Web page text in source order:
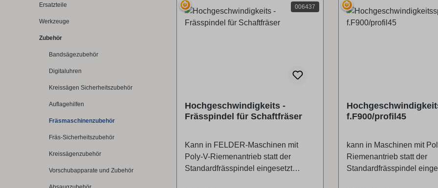
Ersatzteile
Werkzeuge
Zubehör
Bandsägezubehör
Digitaluhren
Kreissägen Sicherheitszubehör
Auflagehilfen
Fräsmaschinenzubehör
Fräs-Sicherheitszubehör
Kreissägenzubehör
Vorschubapparate und Zubehör
006437
⏱
Hochgeschwindigkeits -
Frässpindel für Schaftfräser
Kann in FELDER-Maschinen mit
Poly-V-Riemenantrieb statt der
Standardfrässpindel eingesetzt
⏱
f.F900/profil45
kann in Maschinen mit
Riemenantrieb statt der
Standardfrässpindel